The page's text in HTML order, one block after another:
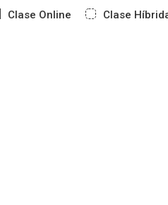
Clase Online Clase